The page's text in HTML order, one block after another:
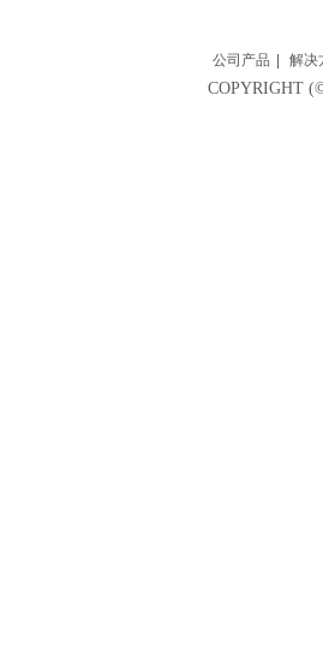
公司产品 解决
COPYRIGHT